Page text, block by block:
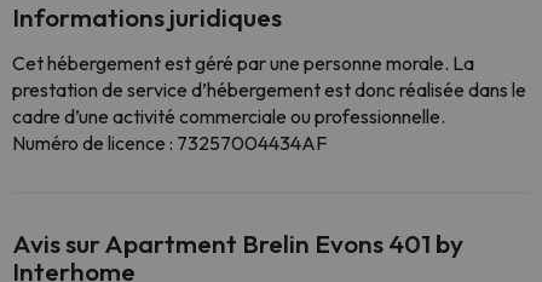
Informations juridiques
Cet hébergement est géré par une personne morale. La
prestation de service d’hébergement est donc réalisée dans le
cadre d’une activité commerciale ou professionnelle.
Numéro de licence : 73257004434AF
Avis sur Apartment Brelin Evons 401 by
Interhome